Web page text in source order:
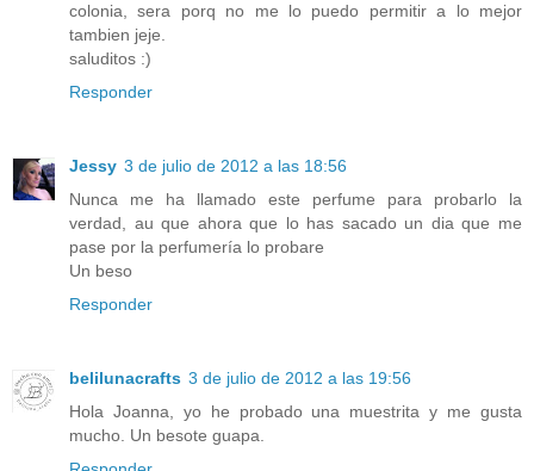
colonia, sera porq no me lo puedo permitir a lo mejor
tambien jeje.
saluditos :)
Responder
Jessy 3 de julio de 2012 a las 18:56
Nunca me ha llamado este perfume para probarlo la
verdad, au que ahora que lo has sacado un dia que me
pase por la perfumería lo probare
Un beso
Responder
belilunacrafts 3 de julio de 2012 a las 19:56
Hola Joanna, yo he probado una muestrita y me gusta
mucho. Un besote guapa.